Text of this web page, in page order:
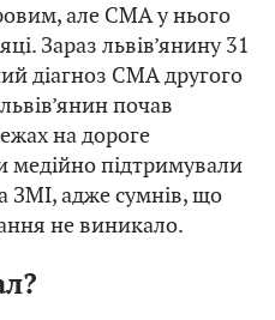
але СМА у нього
Зараз львів’янину 31
діагноз СМА другого
почав
на дороге
медійно підтримували
ЗМІ, адже сумнів, що
не виникало.